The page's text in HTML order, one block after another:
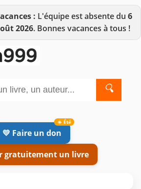
: L'équipe est absente du 6
2026. Bonnes vacances à tous !
🔍
💛 Faire un don
gratuitement un livre